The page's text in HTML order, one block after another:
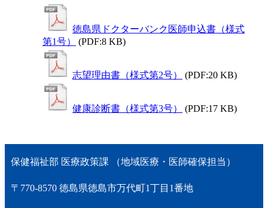
徳島県ドクターバンク医師申込書（様式
第1号）
(PDF:8 KB)
志望理由書（様式第2号） (PDF:20 KB)
健康診断書（様式第3号） (PDF:17 KB)
保健福祉部 医療政策課 （地域医療・医師確保担当）
〒770-8570 徳島県徳島市万代町1丁目1番地